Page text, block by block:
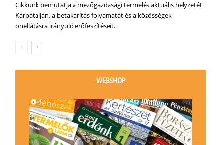
Cikkünk bemutatja a mezőgazdasági termelés aktuális helyzetét
Kárpátalján, a betakarítás folyamatát és a közösségek
önellátásra irányuló erőfeszítéseit.
WEBSHOP